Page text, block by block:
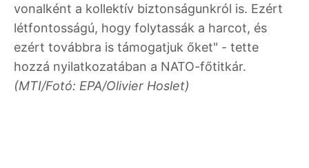
vonalként a kollektív biztonságunkról is. Ezért
létfontosságú, hogy folytassák a harcot, és
ezért továbbra is támogatjuk őket" - tette
hozzá nyilatkozatában a NATO-főtitkár.
(MTI/Fotó: EPA/Olivier Hoslet)